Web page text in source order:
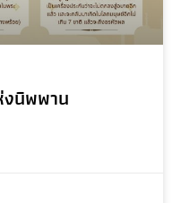
นิพพาน